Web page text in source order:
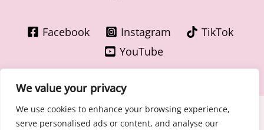
We value your privacy
We use cookies to enhance your browsing experience,
serve personalised ads or content, and analyse our
Facebook Instagram
TikTok
YouTube
Copyright © 2026 LaMiaGinecologa.com - Dott.ssa Cinzia